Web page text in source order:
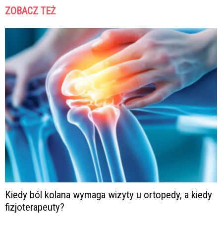
ZOBACZ TEŻ
Kiedy ból kolana wymaga wizyty u ortopedy, a kiedy
fizjoterapeuty?